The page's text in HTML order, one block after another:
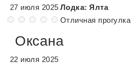
27 июля 2025 Лодка: Ялта
Отличная прогулка
Оксана
22 июля 2025